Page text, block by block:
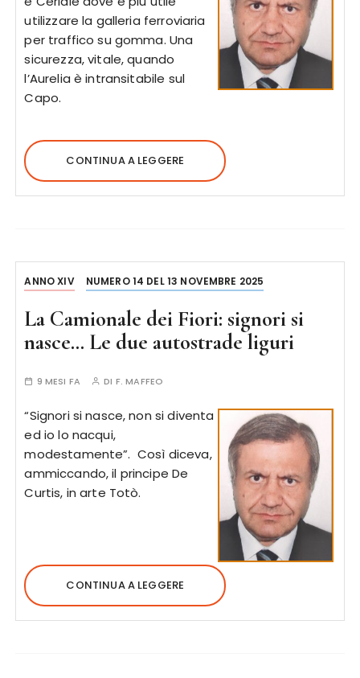
utilizzare la galleria ferroviaria
per traffico su gomma. Una
sicurezza, vitale, quando
l’Aurelia è intransitabile sul
Capo.
CONTINUA A LEGGERE
ANNO XIV NUMERO 14 DEL 13 NOVEMBRE 2025
La Camionale dei Fiori: signori si
nasce… Le due autostrade liguri
9 MESI FA DI F. MAFFEO
“Signori si nasce, non si diventa
ed io lo nacqui,
modestamente”. Così diceva,
ammiccando, il principe De
Curtis, in arte Totò.
CONTINUA A LEGGERE